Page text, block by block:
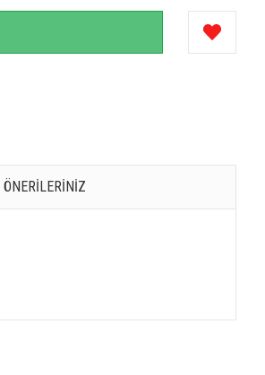
ÖNERILERINIZ